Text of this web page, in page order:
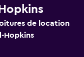
de location
Hopkins